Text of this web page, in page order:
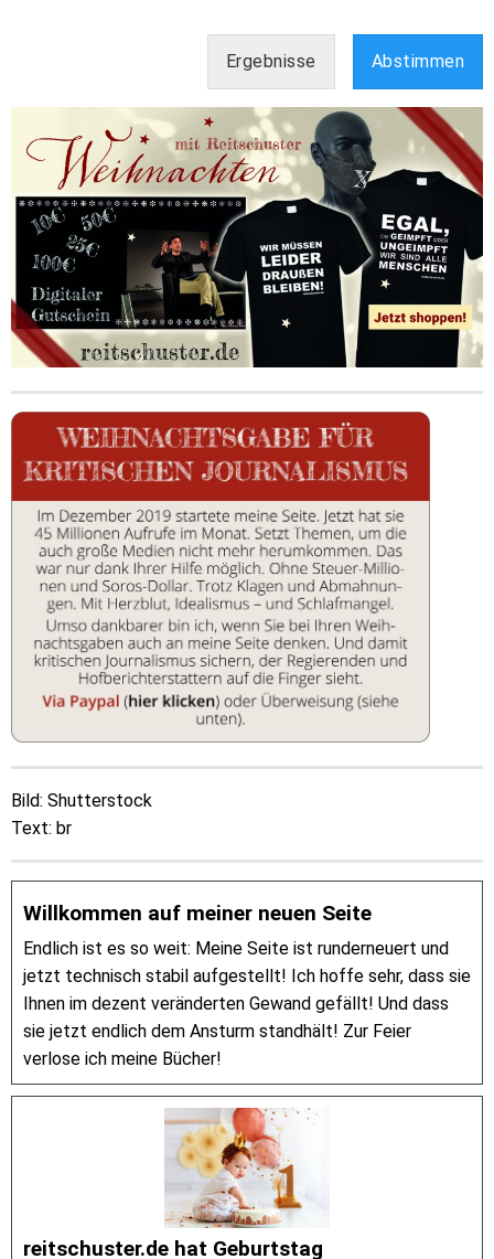
Ergebnisse Abstimmen
Bild: Shutterstock
Text: br
Willkommen auf meiner neuen Seite
Endlich ist es so weit: Meine Seite ist runderneuert und
jetzt technisch stabil aufgestellt! Ich hoffe sehr, dass sie
Ihnen im dezent veränderten Gewand gefällt! Und dass
sie jetzt endlich dem Ansturm standhält! Zur Feier
verlose ich meine Bücher!
reitschuster.de hat Geburtstag